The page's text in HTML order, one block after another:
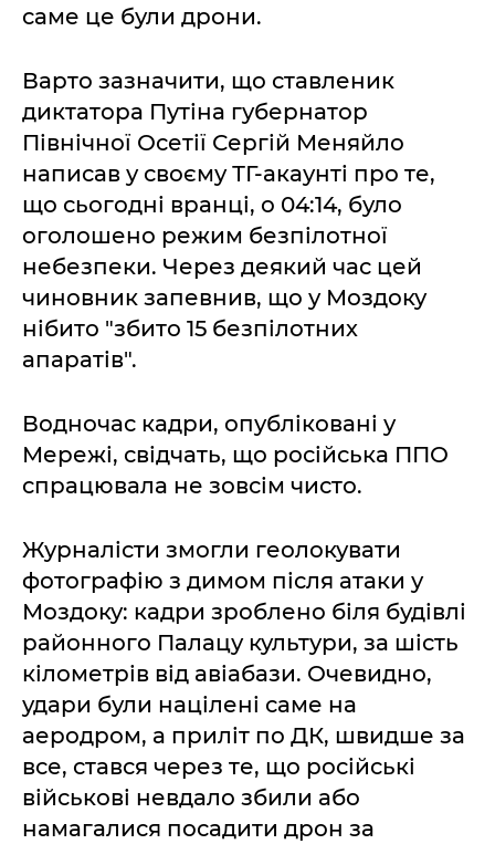
саме це були дрони.
Варто зазначити, що ставленик
диктатора Путіна губернатор
Північної Осетії Сергій Меняйло
написав у своєму ТГ-акаунті про те,
що сьогодні вранці, о 04:14, було
оголошено режим безпілотної
небезпеки. Через деякий час цей
чиновник запевнив, що у Моздоку
нібито "збито 15 безпілотних
апаратів".
Водночас кадри, опубліковані у
Мережі, свідчать, що російська ППО
спрацювала не зовсім чисто.
Журналісти змогли геолокувати
фотографію з димом після атаки у
Моздоку: кадри зроблено біля будівлі
районного Палацу культури, за шість
кілометрів від авіабази. Очевидно,
удари були націлені саме на
аеродром, а приліт по ДК, швидше за
все, стався через те, що російські
військові невдало збили або
намагалися посадити дрон за